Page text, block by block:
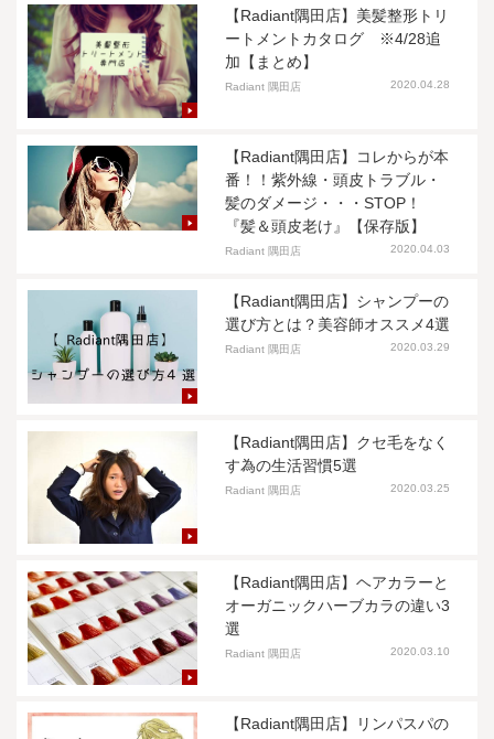
【Radiant隅田店】美髪整形トリ
ートメントカタログ ※4/28追
加【まとめ】
Radiant 隅田店 2020.04.28
【Radiant隅田店】コレからが本
番！！紫外線・頭皮トラブル・
髪のダメージ・・・STOP！
『髪＆頭皮老け』【保存版】
Radiant 隅田店 2020.04.03
【Radiant隅田店】シャンプーの
選び方とは？美容師オススメ4選
Radiant 隅田店 2020.03.29
【Radiant隅田店】クセ毛をなく
す為の生活習慣5選
Radiant 隅田店 2020.03.25
【Radiant隅田店】ヘアカラーと
オーガニックハーブカラの違い3
選
Radiant 隅田店 2020.03.10
【Radiant隅田店】リンパスパの